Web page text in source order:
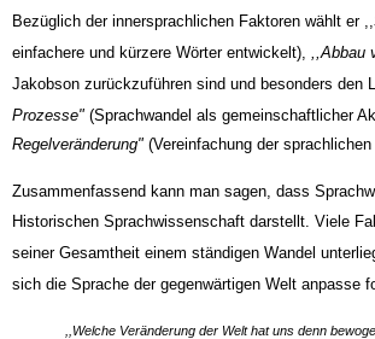
Bezüglich der innersprachlichen Faktoren wählt er ,,
einfachere und kürzere Wörter entwickelt),
Jakobson zurückzuführen sind und besonders den
Prozesse"(Sprachwandel als gemeinschaftlicher
Regelveränderung"(Vereinfachung der sprachlichen
Zusammenfassend kann man sagen, dass
Historischen Sprachwissenschaft darstellt. Viele
seiner Gesamtheit einem ständigen Wandel
sich die Sprache der gegenwärtigen Welt anpasse
,,Welche Veränderung der Welt hat uns denn